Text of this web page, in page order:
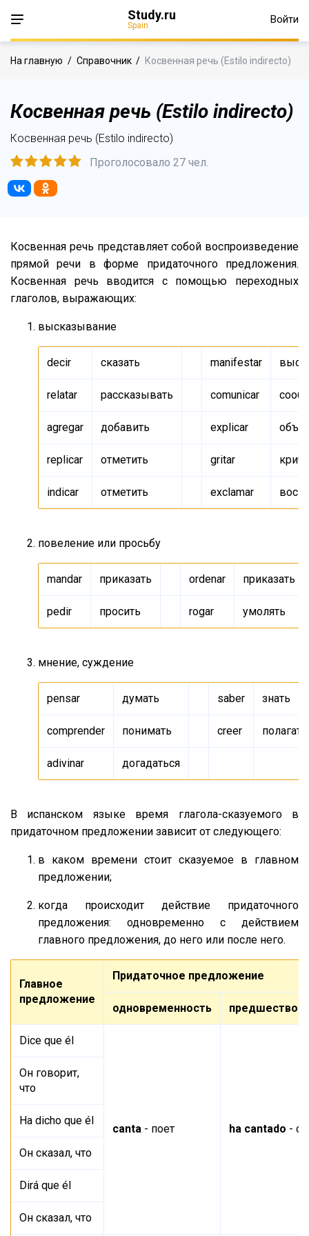
Study.ru
Spain Войти
На главную / Справочник / Косвенная речь (Estilo indirecto)
Косвенная речь (Estilo indirecto)
Косвенная речь (Estilo indirecto)
Проголосовало 27 чел.
Косвенная речь представляет собой воспроизведение
прямой речи в форме придаточного предложения.
Косвенная речь вводится с помощью переходных
глаголов, выражающих:
высказывание
decir сказать manifestar
relatar рассказывать comunicar
agregar добавить explicar
replicar отметить gritar
indicar отметить exclamar
повеление или просьбу
mandar приказать ordenar приказать
pedir просить rogar умолять
мнение, суждение
pensar думать saber знать
comprender понимать creer полагать
adivinar догадаться
В испанском языке время глагола-сказуемого в
придаточном предложении зависит от следующего:
в каком времени стоит сказуемое в главном
предложении;
когда происходит действие придаточного
предложения: одновременно с действием
главного предложения, до него или после него.
Главное
предложение
Придаточное предложение
одновременность
Dice que él
canta - поет ha cantado -
Он говорит,
что
Ha dicho que él
Он сказал, что
Dirá que él
Он сказал, что